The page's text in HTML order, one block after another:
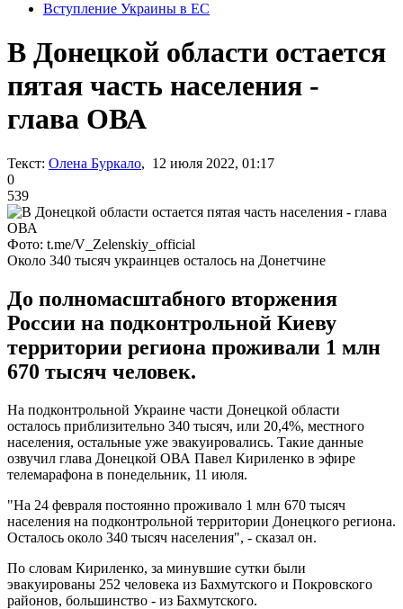
Вступление Украины в ЕС
В Донецкой области остается
пятая часть населения -
глава ОВА
Текст: Олена Буркало, 12 июля 2022, 01:17
0
539
Фото: t.me/V_Zelenskiy_official
Около 340 тысяч украинцев осталось на Донетчине
До полномасштабного вторжения
России на подконтрольной Киеву
территории региона проживали 1 млн
670 тысяч человек.
На подконтрольной Украине части Донецкой области
осталось приблизительно 340 тысяч, или 20,4%, местного
населения, остальные уже эвакуировались. Такие данные
озвучил глава Донецкой ОВА Павел Кириленко в эфире
телемарафона в понедельник, 11 июля.
"На 24 февраля постоянно проживало 1 млн 670 тысяч
населения на подконтрольной территории Донецкого региона.
Осталось около 340 тысяч населения", - сказал он.
По словам Кириленко, за минувшие сутки были
эвакуированы 252 человека из Бахмутского и Покровского
районов, большинство - из Бахмутского.